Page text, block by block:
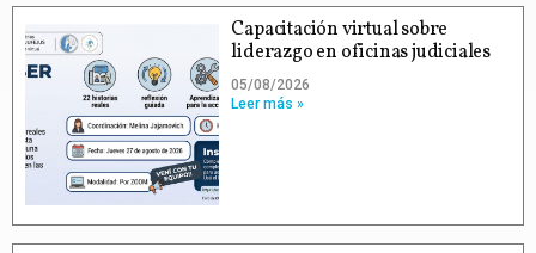
Capacitación virtual sobre
liderazgo en oficinas judiciales
05/08/2026
Leer más »